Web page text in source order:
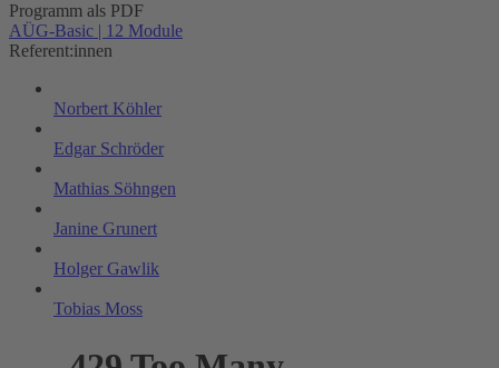
Programm als PDF
AÜG-Basic | 12 Module
Referent:innen
Norbert Köhler
Edgar Schröder
Mathias Söhngen
Janine Grunert
Holger Gawlik
Tobias Moss